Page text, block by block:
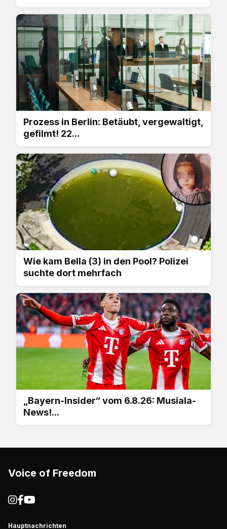
Prozess in Berlin: Betäubt, vergewaltigt,
gefilmt! 22...
Wie kam Bella (3) in den Pool? Polizei
suchte dort mehrfach
„Bayern-Insider“ vom 6.8.26: Musiala-
News!...
Voice of Freedom
Hauptnachrichten